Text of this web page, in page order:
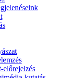
előrejelzés